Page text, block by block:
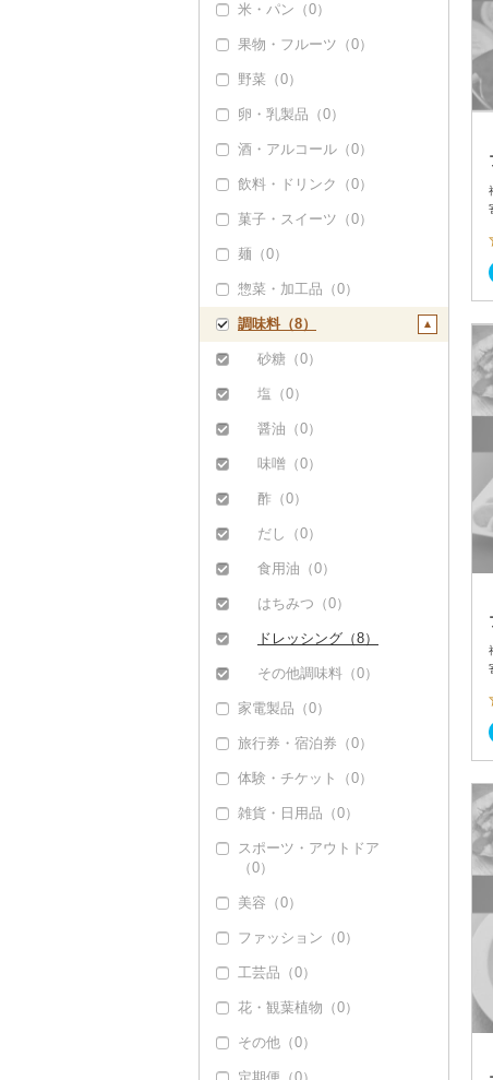
米・パン（0）
果物・フルーツ（0）
野菜（0）
卵・乳製品（0）
酒・アルコール（0）
飲料・ドリンク（0）
菓子・スイーツ（0）
麺（0）
惣菜・加工品（0）
調味料（8）
砂糖（0）
塩（0）
醤油（0）
味噌（0）
酢（0）
だし（0）
食用油（0）
はちみつ（0）
ドレッシング（8）
その他調味料（0）
家電製品（0）
旅行券・宿泊券（0）
体験・チケット（0）
雑貨・日用品（0）
スポーツ・アウトドア
（0）
美容（0）
ファッション（0）
工芸品（0）
花・観葉植物（0）
その他（0）